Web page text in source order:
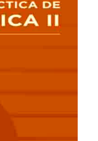
Padres
Empresas
Noticias